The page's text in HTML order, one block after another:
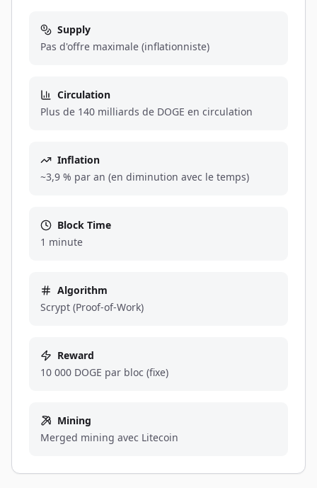
Supply
Pas d'offre maximale (inflationniste)
Circulation
Plus de 140 milliards de DOGE en circulation
Inflation
~3,9 % par an (en diminution avec le temps)
Block Time
1 minute
Algorithm
Scrypt (Proof-of-Work)
Reward
10 000 DOGE par bloc (fixe)
Mining
Merged mining avec Litecoin